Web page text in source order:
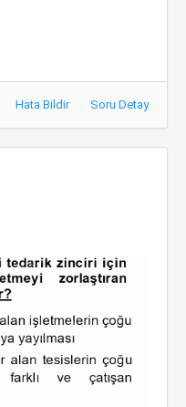
Hata Bildir Soru Detay